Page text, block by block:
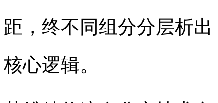
距，终不同组分分层析
核心逻辑。